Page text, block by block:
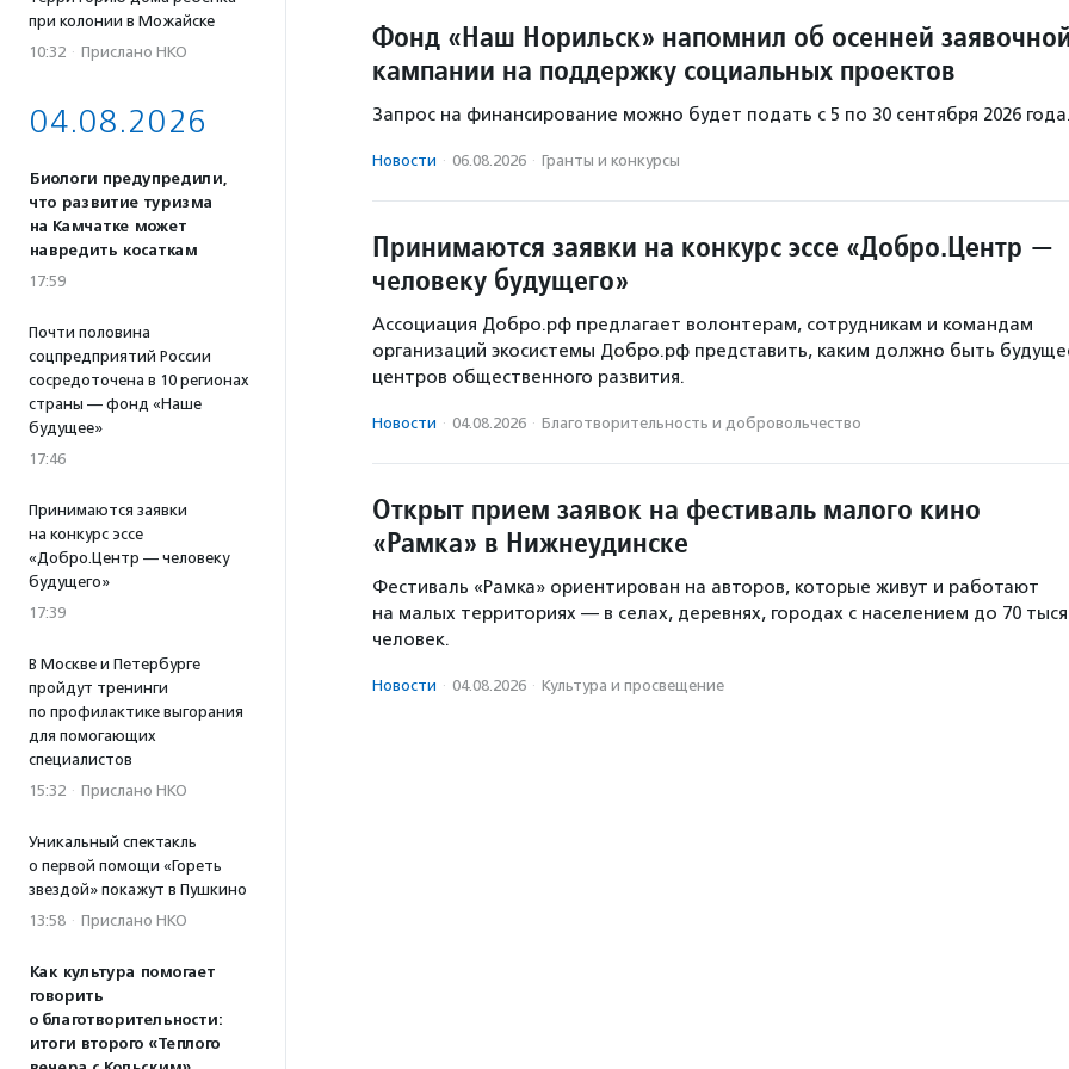
при колонии в Можайске
10:32 · Прислано НКО
04.08.2026
Биологи предупредили,
что развитие туризма
на Камчатке может
навредить косаткам
17:59
Почти половина
соцпредприятий России
сосредоточена в 10 регионах
страны — фонд «Наше
будущее»
17:46
Принимаются заявки
на конкурс эссе
«Добро.Центр — человеку
будущего»
17:39
В Москве и Петербурге
пройдут тренинги
по профилактике выгорания
для помогающих
специалистов
15:32 · Прислано НКО
Уникальный спектакль
о первой помощи «Гореть
звездой» покажут в Пушкино
13:58 · Прислано НКО
Как культура помогает
говорить
о благотворительности:
итоги второго «Теплого
Фонд «Наш Норильск» напомнил об осенней
кампании на поддержку социальных проектов
Запрос на финансирование можно будет подать с 5 по 30 сентября 2026 года.
Новости · 06.08.2026 · Гранты и конкурсы
Принимаются заявки на конкурс эссе «Добро.Центр —
человеку будущего»
Ассоциация Добро.рф предлагает волонтерам, сотрудникам и командам
организаций экосистемы Добро.рф представить, каким должно быть
центров общественного развития.
Новости · 04.08.2026 · Благотвори­тель­ность и доброволь­чест­во
Открыт прием заявок на фестиваль малого кино
«Рамка» в Нижнеудинске
Фестиваль «Рамка» ориентирован на авторов, которые живут и работают
на малых территориях — в селах, деревнях, городах с населением до 70
человек.
Новости · 04.08.2026 · Культура и просвещение